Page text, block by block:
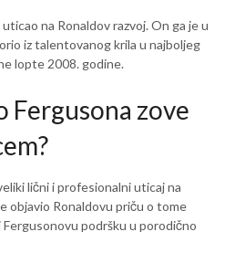
na Ronaldov razvoj. On ga je u
iz talentovanog krila u najboljeg
lopte 2008. godine.
Fergusona zove
lični i profesionalni uticaj na
objavio Ronaldovu priču o tome
podršku u porodično